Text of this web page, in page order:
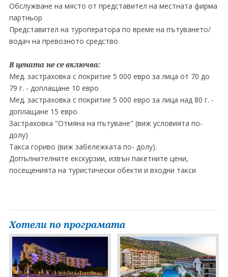
Обслужване на място от представител на местната фирма
партньор
Представител на туроператора по време на пътуването/
водач на превозното средство.
В цената не се включва:
Мед. застраховка с покритие 5 000 евро за лица от 70 до
79 г. - доплащане 10 евро
Мед. застраховка с покритие 5 000 евро за лица над 80 г. -
доплащане 15 евро
Застраховка "Отмяна на пътуване" (виж условията по-
долу)
Такса гориво (виж забележката по- долу).
Допълнителните екскурзии, извън пакетните цени,
посещенията на туристически обекти и входни такси
Хотели по програмата